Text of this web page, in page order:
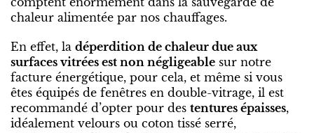
chaleur alimentée par nos chauffages.
En effet, la déperdition de chaleur due aux
surfaces vitrées est non négligeable sur notre
facture énergétique, pour cela, et même si vous
êtes équipés de fenêtres en double-vitrage, il est
recommandé d’opter pour des tentures épaisses,
idéalement velours ou coton tissé serré,